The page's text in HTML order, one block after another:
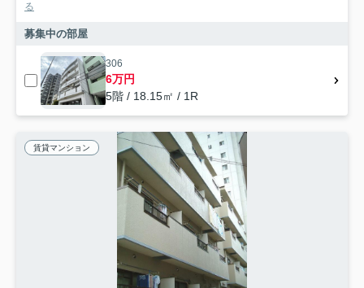
る
募集中の部屋
306
6万円
5階 / 18.15㎡ / 1R
賃貸マンション